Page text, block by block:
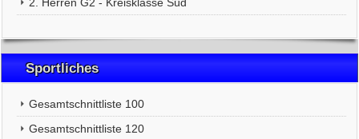
Sportliches
Gesamtschnittliste 100
Gesamtschnittliste 120